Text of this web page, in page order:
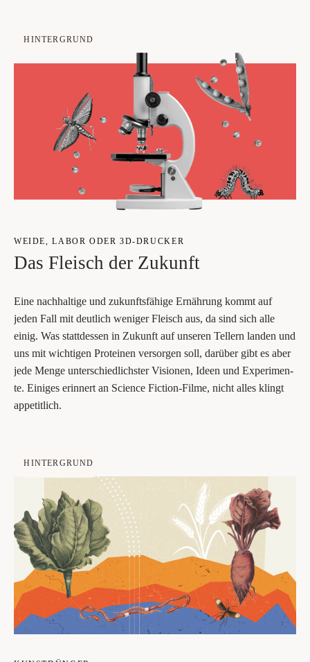
HINTERGRUND
WEI­DE, LABOR ODER 3D-DRU­CKER
Das Fleisch der Zukunft
Eine nach­hal­ti­ge und zukunfts­fä­hi­ge Ernäh­rung kommt auf
jeden Fall mit deut­lich weni­ger Fleisch aus, da sind sich alle
einig. Was statt­des­sen in Zukunft auf unse­ren Tel­lern lan­den und
uns mit wich­ti­gen Pro­te­inen ver­sor­gen soll, dar­über gibt es aber
jede Men­ge unter­schied­lichs­ter Visio­nen, Ideen und Expe­ri­men­
te. Eini­ges erin­nert an Sci­ence Fic­tion-Fil­me, nicht alles klingt
appetitlich.
HINTERGRUND